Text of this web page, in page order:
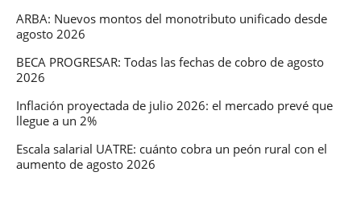
ahora
ARBA: Nuevos montos del monotributo unificado desde
agosto 2026
BECA PROGRESAR: Todas las fechas de cobro de agosto
2026
Inflación proyectada de julio 2026: el mercado prevé que
llegue a un 2%
Escala salarial UATRE: cuánto cobra un peón rural con el
aumento de agosto 2026